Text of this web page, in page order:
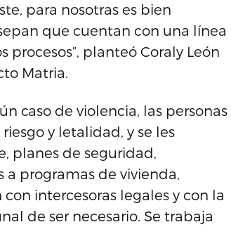
para nosotras es bien
que cuentan con una línea
planteó Coraly León
Matria.
caso de violencia, las personas
y letalidad, y se les
planes de seguridad,
programas de vivienda,
intercesoras legales y con la
de ser necesario. Se trabaja